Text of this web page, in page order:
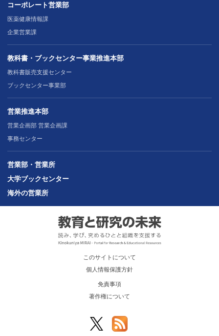
コーポレート営業部
医薬健康情報課
企業営業課
教科書・ブックセンター事業推進本部
教科書販売支援センター
ブックセンター事業部
営業推進本部
営業企画部 営業企画課
事務センター
営業部・営業所
大学ブックセンター
海外の営業所
このサイトについて
個人情報保護方針
免責事項
著作権について